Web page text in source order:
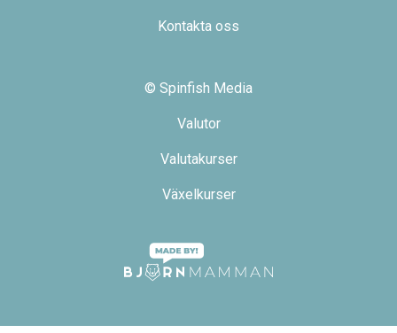
Kontakta oss
© Spinfish Media
Valutor
Valutakurser
Växelkurser